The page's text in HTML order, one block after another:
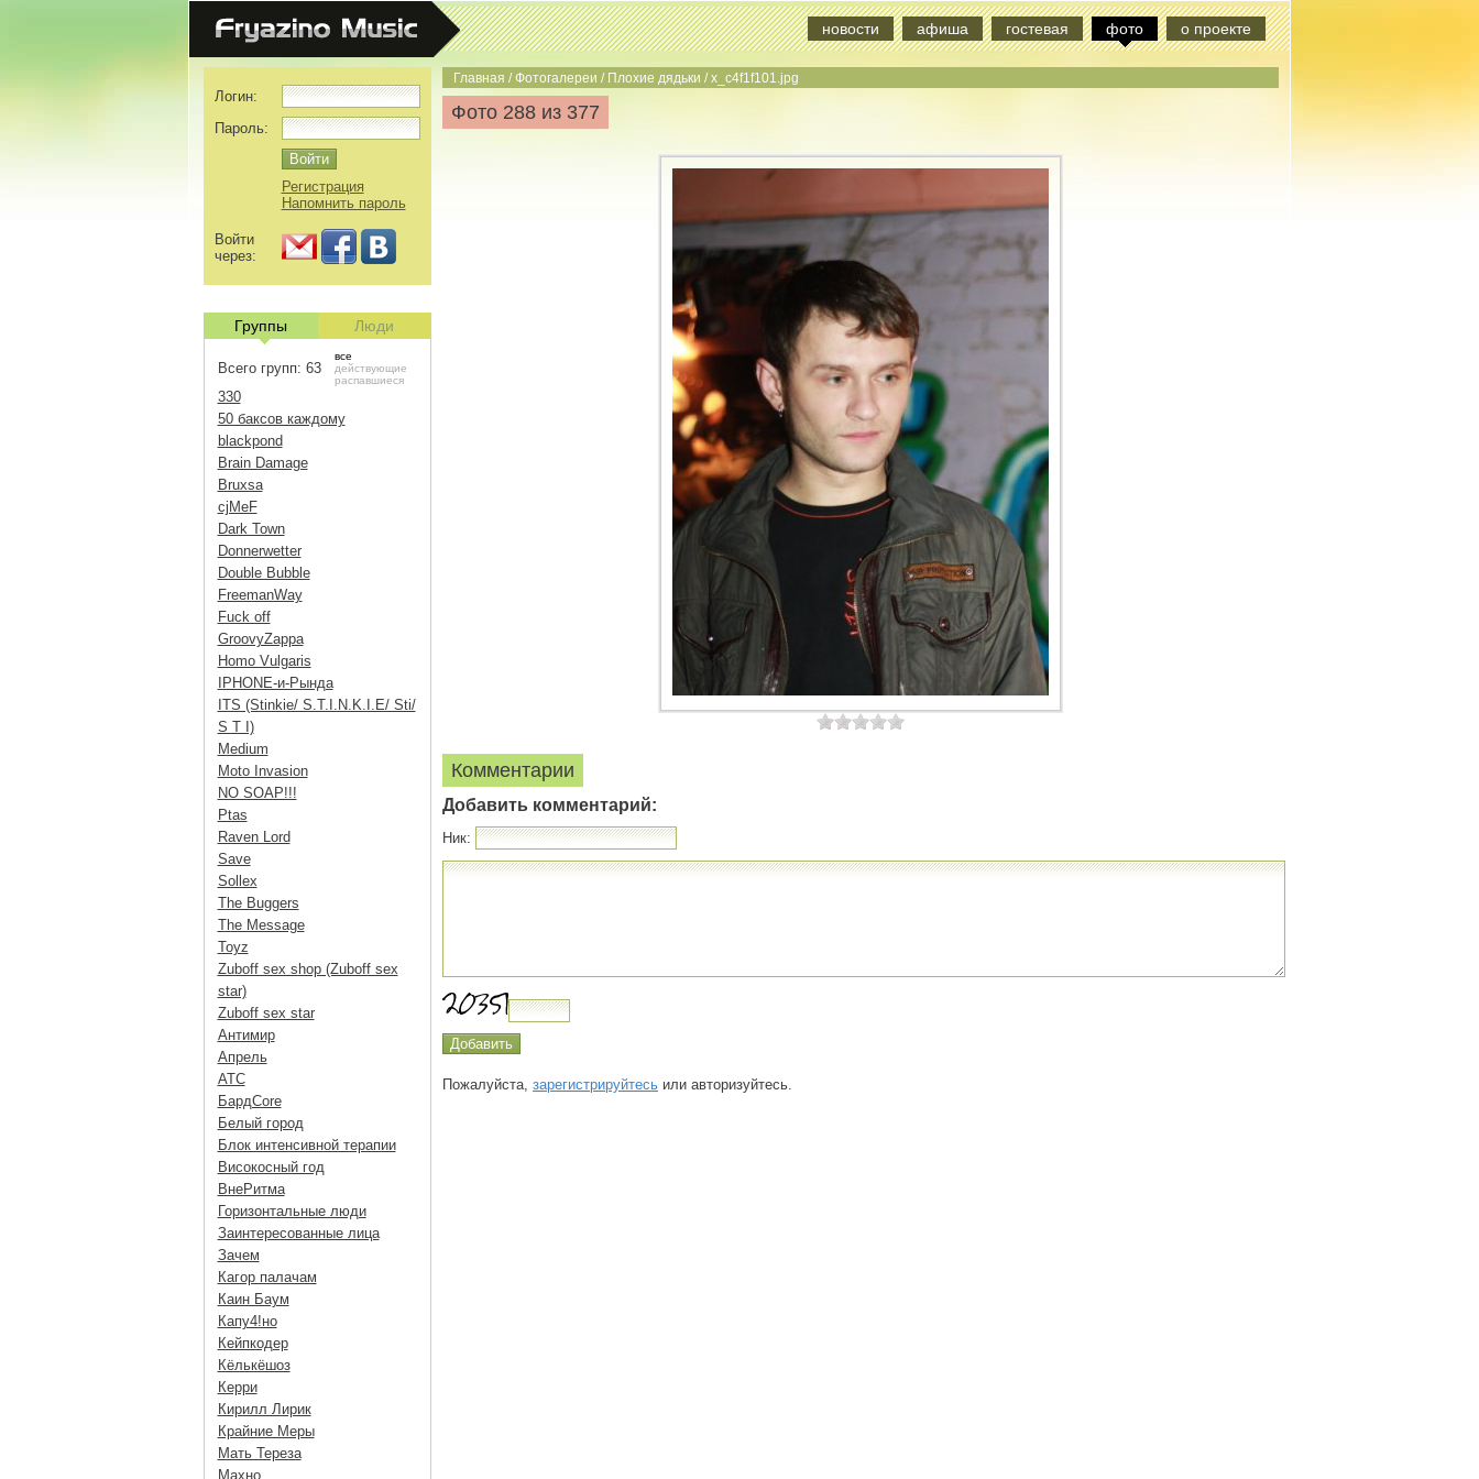
новости афиша гостевая фото о проекте
Главная /Фотогалереи / Плохие дядьки /x_c4f1f101.jpg
Фото 288 из 377
Комментарии
Добавить комментарий:
Ник:
Пожалуйста, зарегистрируйтесь или авторизуйтесь.
Логин:
Пароль:
Регистрация
Напомнить пароль
Войти
через:
Группы Люди
Всего групп: 63
все
действующие
распавшиеся
330
50 баксов каждому
blackpond
Brain Damage
Bruxsa
cjMeF
Dark Town
Donnerwetter
Double Bubble
FreemanWay
Fuck off
GroovyZappa
Homo Vulgaris
IPHONE-и-Рында
ITS (Stinkie/ S.T.I.N.K.I.E/ Sti/
S T I)
Medium
Moto Invasion
NO SOAP!!!
Ptas
Raven Lord
Save
Sollex
The Buggers
The Message
Toyz
Zuboff sex shop (Zuboff sex
star)
Zuboff sex star
Антимир
Апрель
АТС
БардCore
Белый город
Блок интенсивной терапии
Високосный год
ВнеРитма
Горизонтальные люди
Заинтересованные лица
Зачем
Кагор палачам
Каин Баум
Капу4!но
Кейпкодер
Кёлькёшоз
Керри
Кирилл Лирик
Крайние Меры
Мать Тереза
Махно